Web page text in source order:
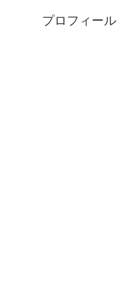
プロフィール